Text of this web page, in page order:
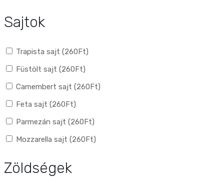
Sajtok
Trapista sajt (260Ft)
Füstölt sajt (260Ft)
Camembert sajt (260Ft)
Feta sajt (260Ft)
Parmezán sajt (260Ft)
Mozzarella sajt (260Ft)
Zöldségek